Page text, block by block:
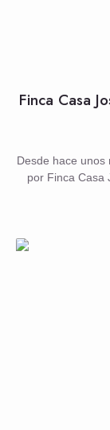
Finca Casa
Desde hace
por Finca Casa